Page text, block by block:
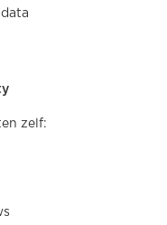
zelf: